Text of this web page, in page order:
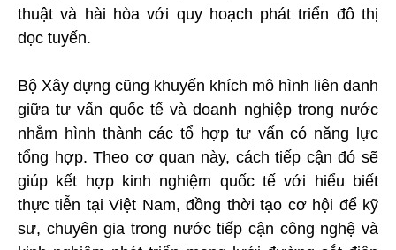
thuật và hài hòa với quy hoạch phát triển đô thị
dọc tuyến.
Bộ Xây dựng cũng khuyến khích mô hình liên danh
giữa tư vấn quốc tế và doanh nghiệp trong nước
nhằm hình thành các tổ hợp tư vấn có năng lực
tổng hợp. Theo cơ quan này, cách tiếp cận đó sẽ
giúp kết hợp kinh nghiệm quốc tế với hiểu biết
thực tiễn tại Việt Nam, đồng thời tạo cơ hội để kỹ
sư, chuyên gia trong nước tiếp cận công nghệ và